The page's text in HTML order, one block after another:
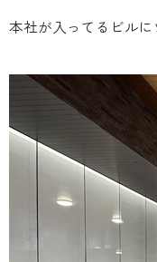
本社が入ってるビル